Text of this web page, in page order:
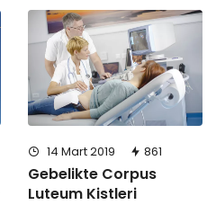
14 Mart 2019 861
Gebelikte Corpus
Luteum Kistleri